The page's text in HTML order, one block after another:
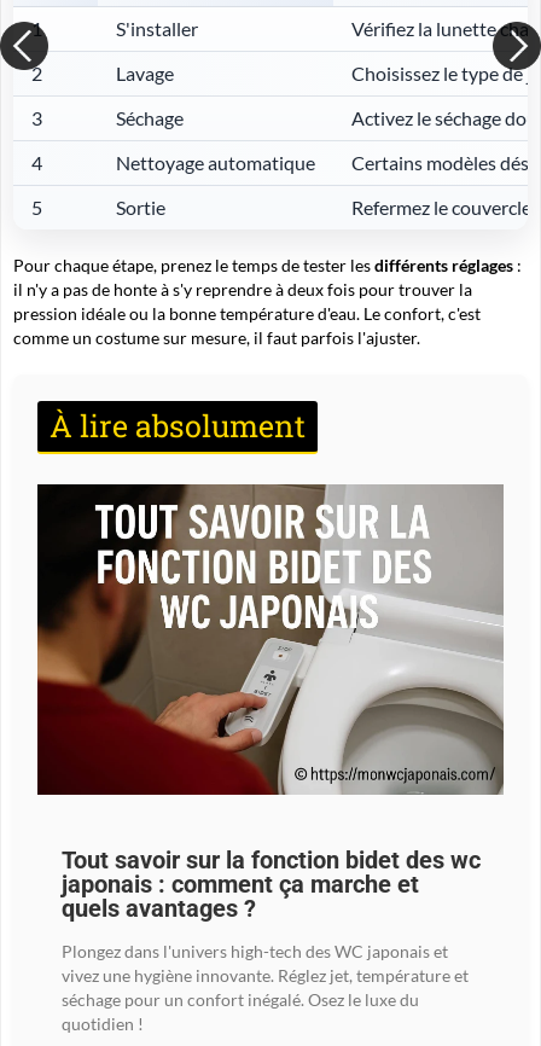
1 S'installer
Vérifiez la lunette
2
Lavage
Choisissez le type de
3
Séchage
Activez le séchage
4
Nettoyage automatique
Certains modèles
5
Sortie Refermez le
Pour chaque étape, prenez le temps de tester lesdifférents réglages :
il n'y a pas de honte à s'y reprendre à deux fois pour trouver la
pression idéale ou la bonne température d'eau. Le confort, c'est
comme un costume sur mesure, il faut parfois l'ajuster.
À lire absolument
Tout savoir sur la fonction bidet des wc
japonais : comment ça marche et
quels avantages ?
Plongez dans l'univers high-tech des WC japonais et
vivez une hygiène innovante. Réglez jet, température et
séchage pour un confort inégalé. Osez le luxe du
quotidien !